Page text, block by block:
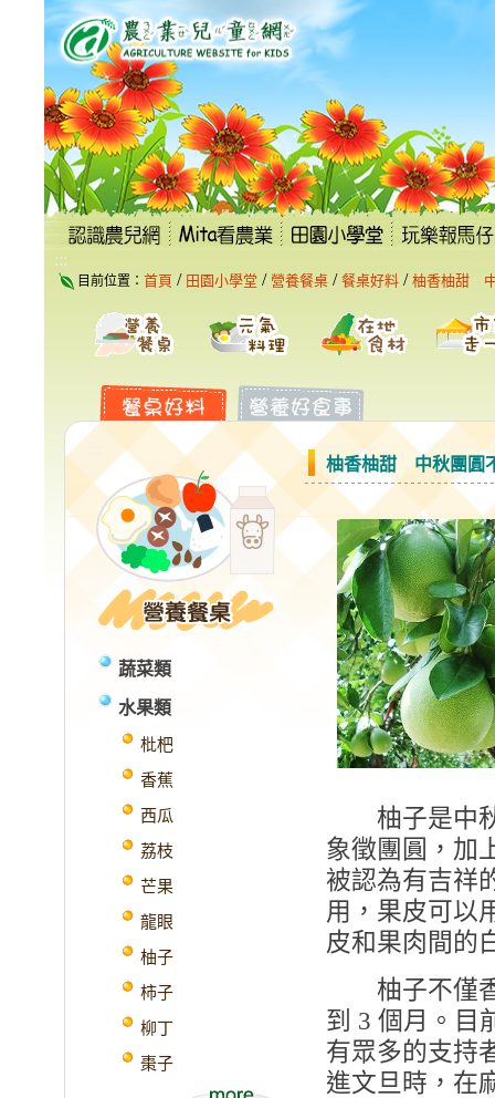
跳
到
主
要
內
容
區
塊
:::
目前位置： 首頁 / 田園小學堂 / 營養餐桌 / 餐桌好料 / 柚香柚甜
蔬菜類
水果類
枇杷
香蕉
西瓜
荔枝
芒果
龍眼
柚子
柿子
柳丁
棗子
柚香柚甜 中秋團圓
柚子是中秋
象徵團圓，加
被認為有吉祥
用，果皮可以
皮和果肉間的
柚子不僅香
到 3 個月。目
有眾多的支持
進文旦時，在